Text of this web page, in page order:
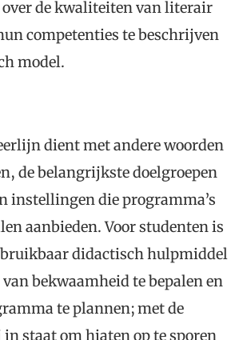
over de kwaliteiten van literair
competenties te beschrijven
model.
dient met andere woorden
de belangrijkste doelgroepen
instellingen die programma’s
aanbieden. Voor studenten is
didactisch hulpmiddel
bekwaamheid te bepalen en
te plannen; met de
staat om hiaten op te sporen